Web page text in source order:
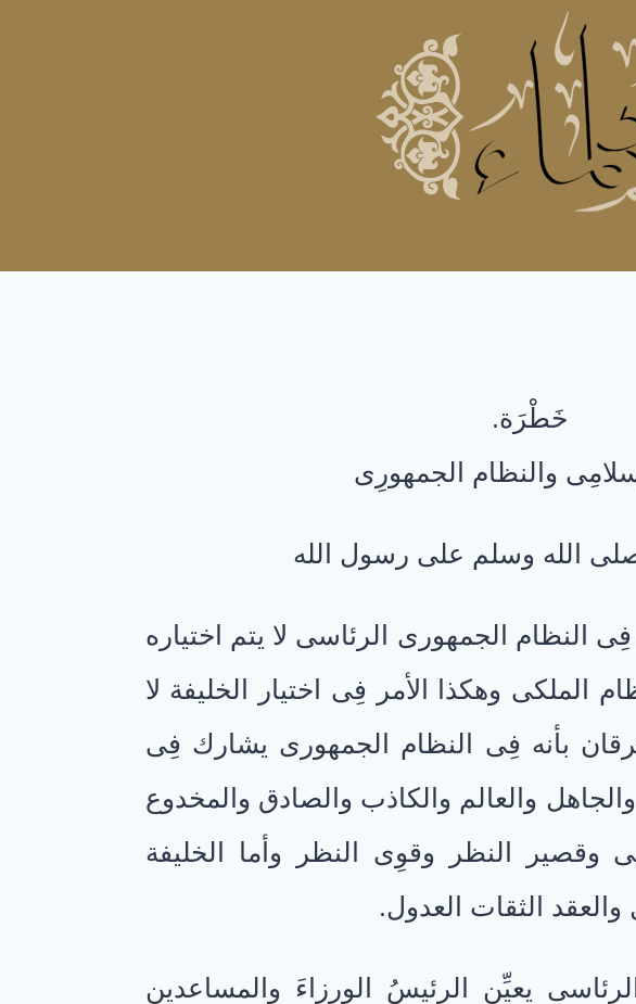
خَطْرَة.
والنظام الجمهورِى
الله وسلم على رسول الله
النظام الجمهورى الرئاسى لا يتم اختياره
الملكى وهكذا الأمر فِى اختيار الخليفة لا
بأنه فِى النظام الجمهورى يشارك فِى
والعالم والكاذب والصادق والمخدوع
وقصير النظر وقوِى النظر وأما الخليفة
الثقات العدول.
يعيِّن الرئيسُ الورزاءَ والمساعدين